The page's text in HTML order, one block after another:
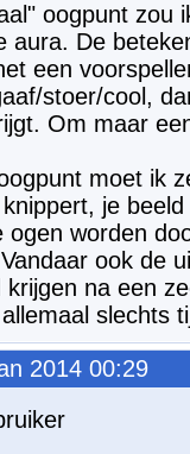
oogpunt zou
aura. De
een
stoer/cool,
Om maar
moet ik
je
ogen worden
ook de
na een
slechts
2014 00:29